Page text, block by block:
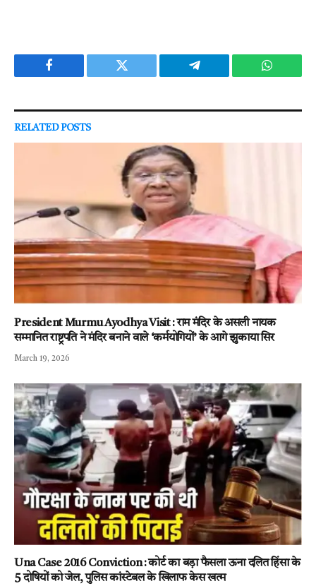
Facebook Twitter Telegram
RELATEDPOSTS
President Murmu Ayodhya Visit : राम मंदिर के असली नायक
सम्मानित राष्ट्रपति ने मंदिर बनाने वाले ‘कर्मयोगियों’ के आगे झुकाया सिर
March 19, 2026
Una Case 2016 Conviction : कोर्ट का बड़ा फैसला ऊना दलित हिंसा के
5 दोषियों को जेल, पुलिस कांस्टेबल के खिलाफ केस खत्म